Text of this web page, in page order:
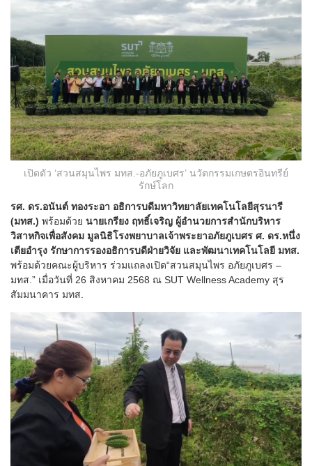
เปิดตัว ‘สวนสมุนไพร มทส.-อภัยภูเบศร’ นวัตกรรมเกษตรอินทรีย์
รักษ์โลก
รศ. ดร.อนันต์ ทองระอา อธิการบดีมหาวิทยาลัยเทคโนโลยีสุรนารี
(มทส.) พร้อมด้วย นายเกรียง ฤทธิ์เจริญ ผู้อำนวยการสำนักบริหาร
วิสาหกิจเพื่อสังคม มูลนิธิโรงพยาบาลเจ้าพระยาอภัยภูเบศร ศ. ดร.หนึ่ง
เตียอำรุง รักษาการรองอธิการบดีฝ่ายวิจัย และพัฒนาเทคโนโลยี มทส.
พร้อมด้วยคณะผู้บริหาร ร่วมแถลงเปิด“สวนสมุนไพร อภัยภูเบศร –
มทส.” เมื่อวันที่ 26 สิงหาคม 2568 ณ SUT Wellness Academy สุร
สัมมนาคาร มทส.